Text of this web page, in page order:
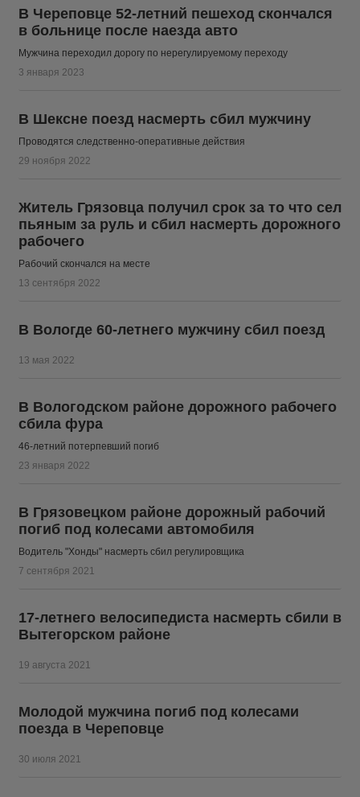
В Череповце 52-летний пешеход скончался
в больнице после наезда авто
Мужчина переходил дорогу по нерегулируемому переходу
3 января 2023
В Шексне поезд насмерть сбил мужчину
Проводятся следственно-оперативные действия
29 ноября 2022
Житель Грязовца получил срок за то что сел
пьяным за руль и сбил насмерть дорожного
рабочего
Рабочий скончался на месте
13 сентября 2022
В Вологде 60-летнего мужчину сбил поезд
13 мая 2022
В Вологодском районе дорожного рабочего
сбила фура
46-летний потерпевший погиб
23 января 2022
В Грязовецком районе дорожный рабочий
погиб под колесами автомобиля
Водитель "Хонды" насмерть сбил регулировщика
7 сентября 2021
17-летнего велосипедиста насмерть сбили в
Вытегорском районе
19 августа 2021
Молодой мужчина погиб под колесами
поезда в Череповце
30 июля 2021